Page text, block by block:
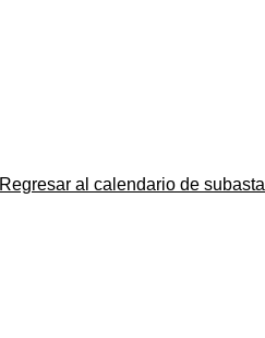
Regresar al calendario de